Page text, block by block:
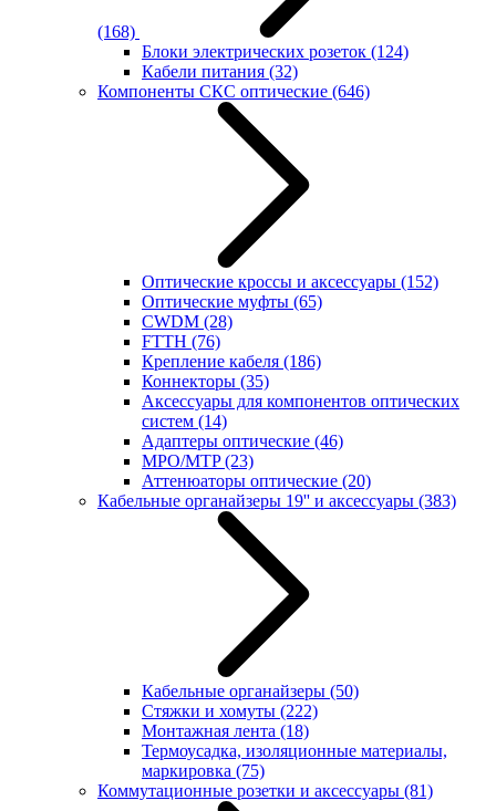
(168)
Блоки электрических розеток (124)
Кабели питания (32)
Компоненты СКС оптические (646)
Оптические кроссы и аксессуары (152)
Оптические муфты (65)
CWDM (28)
FTTH (76)
Крепление кабеля (186)
Коннекторы (35)
Аксессуары для компонентов оптических
систем (14)
Адаптеры оптические (46)
MPO/MTP(23)
Аттенюаторы оптические (20)
Кабельные органайзеры 19'' и аксессуары (383)
Кабельные органайзеры (50)
Стяжки и хомуты (222)
Монтажная лента (18)
Термоусадка, изоляционные материалы,
маркировка (75)
Коммутационные розетки и аксессуары (81)